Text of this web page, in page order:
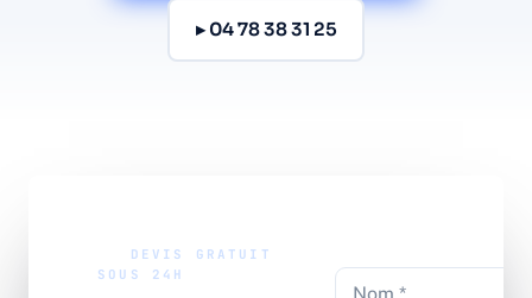
▸ 04 78 38 31 25
DEVIS GRATUIT
SOUS 24H